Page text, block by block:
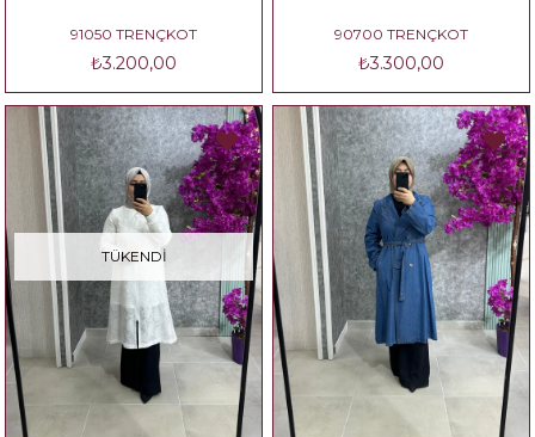
91050 TRENÇKOT
₺3.200,00
90700 TRENÇKOT
₺3.300,00
TÜKENDI